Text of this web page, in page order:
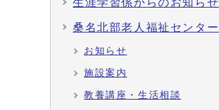
桑名北部老人福祉センター
お知らせ
施設案内
教養講座・生活相談